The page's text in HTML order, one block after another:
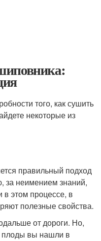
того, как сушить
некоторые из
правильный подход
за неимением знаний,
этом процессе, в
полезные свойства.
от дороги. Но,
плоды вы нашли в